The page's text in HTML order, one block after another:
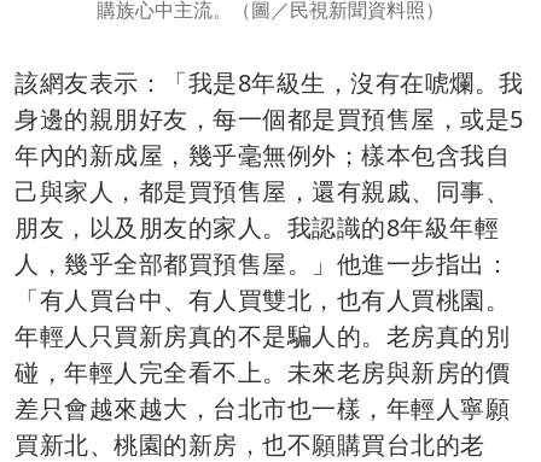
購族心中主流。（圖／民視新聞資料照）
該網友表示：「我是8年級生，沒有在唬爛。我
身邊的親朋好友，每一個都是買預售屋，或是5
年內的新成屋，幾乎毫無例外；樣本包含我自
己與家人，都是買預售屋，還有親戚、同事、
朋友，以及朋友的家人。我認識的8年級年輕
人，幾乎全部都買預售屋。」他進一步指出：
「有人買台中、有人買雙北，也有人買桃園。
年輕人只買新房真的不是騙人的。老房真的別
碰，年輕人完全看不上。未來老房與新房的價
差只會越來越大，台北市也一樣，年輕人寧願
買新北、桃園的新房，也不願購買台北的老